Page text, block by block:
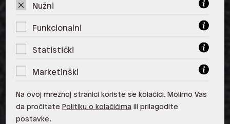
ALDO, Mall of Split Split
ALDO, City Center One Split 21000
Split
ALDO, Supernova Zadar Zadar
Nužni
Funkcionalni
Statistički
Marketinški
Na ovoj mrežnoj stranici koriste se kolačići. Molimo Vas
da pročitate Politiku o kolačićima ili prilagodite
postavke.